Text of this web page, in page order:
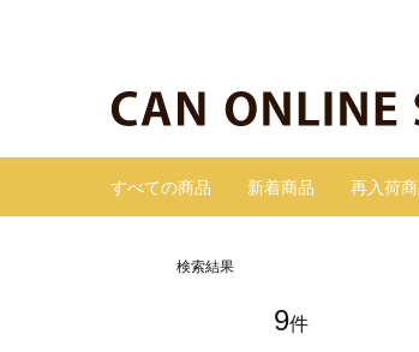
すべての商品 新着商品 再入荷
検索結果
9件